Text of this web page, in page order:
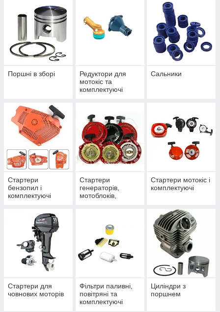
Поршні в зборі
Редуктори для
мотокіс та
комплектуючі
Сальники
Стартери
бензопил і
комплектуючі
Стартери
генераторів,
мотоблоків,
Стартери мотокіс і
комплектуючі
Стартери для
човнових моторів
Фільтри паливні,
повітряні та
комплектуючі
Циліндри з
поршнем